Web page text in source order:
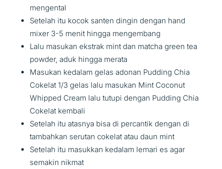
mengental
Setelah itu kocok santen dingin dengan hand
mixer 3-5 menit hingga mengembang
Lalu masukan ekstrak mint dan matcha green tea
powder, aduk hingga merata
Masukan kedalam gelas adonan Pudding Chia
Cokelat 1/3 gelas lalu masukan Mint Coconut
Whipped Cream lalu tutupi dengan Pudding Chia
Cokelat kembali
Setelah itu atasnya bisa di percantik dengan di
tambahkan serutan cokelat atau daun mint
Setelah itu masukkan kedalam lemari es agar
semakin nikmat